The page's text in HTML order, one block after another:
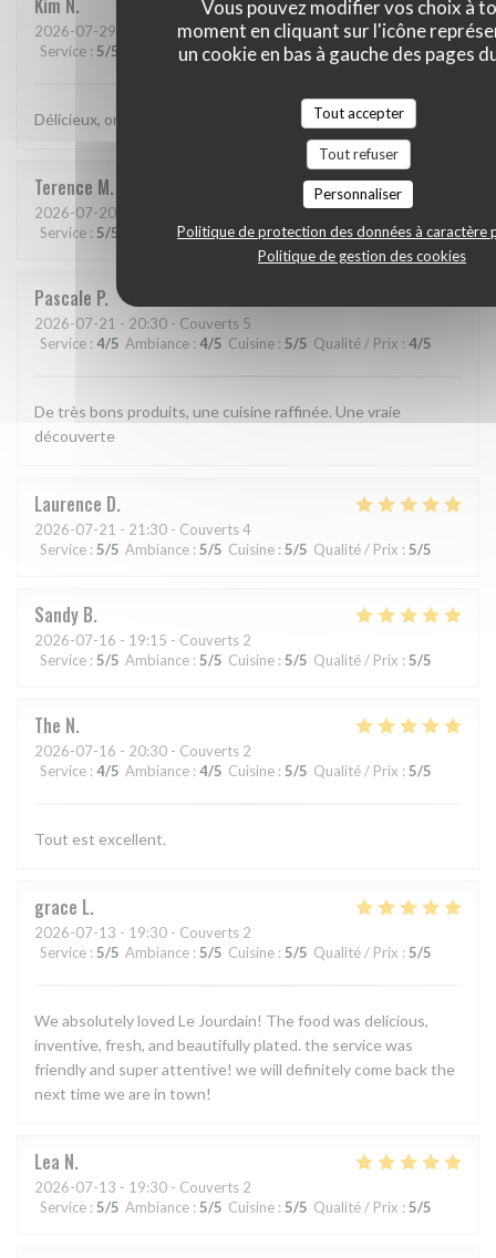
Vous pouvez modifier vos choix à
moment en cliquant sur l'icône
un cookie en bas à gauche des pages
Tout accepter
Tout refuser
Personnaliser
Politique de protection des données à caractère
Politique de gestion des cookies
Kim N
2026-07-29 - 21:15 - Couverts 2
Service : 5/5 Ambiance: 5/5 Cuisine: 5/5 Qualité / Prix:5/5
Délicieux, original, subtil et service très agréable.
Terence M
2026-07-20
Service : 5/5 Ambiance: 5/5 Cuisine: 5/5 Qualité / Prix:5/5
Pascale P
2026-07-21 - 20:30 - Couverts 5
Service : 4/5 Ambiance : 4/5 Cuisine : 5/5 Qualité / Prix : 4/5
De très bons produits, une cuisine raffinée. Une vraie
découverte
Laurence D
2026-07-21 - 21:30 - Couverts 4
Service : 5/5 Ambiance :5/5 Cuisine : 5/5 Qualité / Prix : 5/5
Sandy B
2026-07-16 - 19:15 - Couverts 2
Service : 5/5 Ambiance : 5/5 Cuisine : 5/5 Qualité / Prix : 5/5
The N
2026-07-16 - 20:30 - Couverts 2
Service : 4/5 Ambiance : 4/5 Cuisine : 5/5 Qualité / Prix : 5/5
Tout est excellent.
grace L
2026-07-13 - 19:30 - Couverts 2
Service : 5/5 Ambiance : 5/5 Cuisine : 5/5 Qualité / Prix : 5/5
We absolutely loved Le Jourdain! The food was delicious,
inventive, fresh, and beautifully plated. the service was
friendly and super attentive! we will definitely come back the
next time we are in town!
Lea N
2026-07-13 - 19:30 - Couverts 2
Service : 5/5 Ambiance : 5/5 Cuisine : 5/5 Qualité / Prix : 5/5